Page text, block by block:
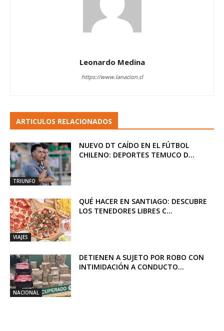
Leonardo Medina
https://www.lanacion.cl
ARTICULOS RELACIONADOS
TRIUNFO
NUEVO DT CAÍDO EN EL FÚTBOL
CHILENO: DEPORTES TEMUCO D...
VIAJES
QUÉ HACER EN SANTIAGO: DESCUBRE
LOS TENEDORES LIBRES C...
NACIONAL
DETIENEN A SUJETO POR ROBO CON
INTIMIDACIÓN A CONDUCTO...